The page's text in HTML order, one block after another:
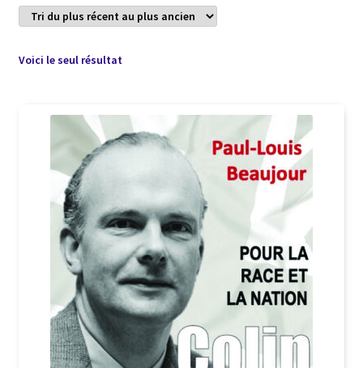
Conditions de Vente
Connection
Listes d’Envies
Livres de Peter Randa
Livres de Philippe Randa
Login Customizer
Newsletter
Nous Contacter
Politique de confidentialité et cookies
Qui sommes-nous ?
Voici le seul résultat